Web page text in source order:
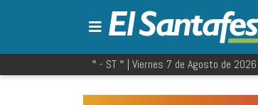
° - ST ° | Viernes 7 de Agosto de 2026